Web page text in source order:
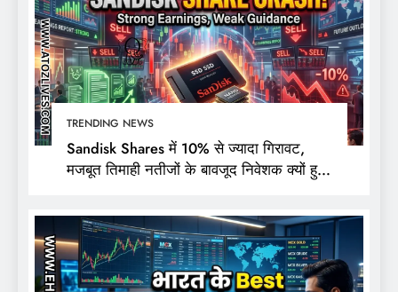
TRENDING NEWS
Sandisk Shares में 10% से ज्यादा गिरावट,
मजबूत तिमाही नतीजों के बावजूद निवेशक क्यों हुए